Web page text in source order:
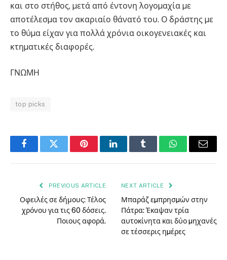
και στο στήθος, µετά από έντονη λογοµαχία µε
αποτέλεσµα τον ακαριαίο θάνατό του. Ο δράστης µε
το θύµα είχαν για πολλά χρόνια οικογενειακές και
κτηµατικές διαφορές.
ΓΝΩΜΗ
top picks
FacebookTwitter PinterestLinkedInTumblr WhatsAppEmail
PREVIOUS ARTICLE
Οφειλές σε δήμους: Τέλος
χρόνου για τις 60 δόσεις.
Ποιους αφορά.
NEXT ARTICLE
Μπαράζ εµπρησµών στην
Πάτρα: Έκαψαν τρία
αυτοκίνητα και δύο µηχανές
σε τέσσερις ηµέρες